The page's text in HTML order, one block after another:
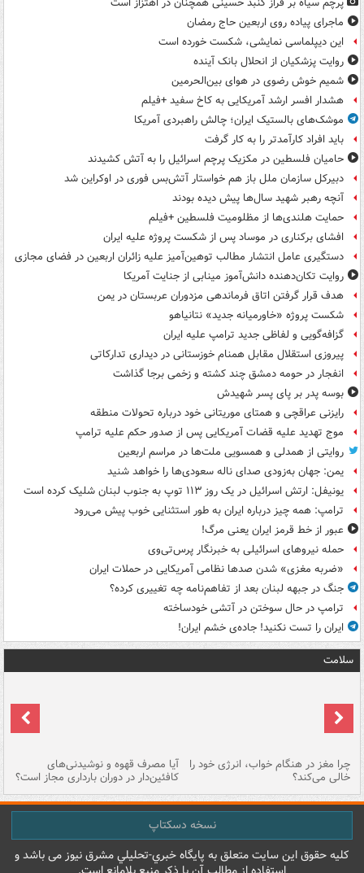
ماجرای پیاده روی اربعین حاج رمضان
این دیپلماسی نمایشی، شکست خورده است
روایت پزشکیان از انحلال بانک آینده
شمیم خوش رضوی در هوای بین‌الحرمین
هشدار افسر ارشد آمریکایی به کاخ سفید +فیلم
موشک‌های بالستیک ایران؛ چالش راهبردی آمریکا
باید افراد کارآمدتر را به کار گرفت
حامیان فلسطین در مکزیک پرچم اسرائیل را به آتش کشیدند
دبیرکل سازمان ملل باز هم خواستار آتش‌بس فوری در اوکراین شد
آنچه رهبر شهید سال‌ها پیش دیده بودند
حمایت هلندی‌ها از مظلومیت فلسطین +فیلم
افشای برکناری در موساد پس از شکست پروژه علیه ایران
دستگیری عامل انتشار مطالب توهین‌آمیز علیه زائران اربعین در فضای مجازی
روایت تکان‌دهنده دانش‌آموز مینابی از جنایت آمریکا
هدف قرار گرفتن اتاق‌ فرماندهی مزدوران عربستان در یمن
شکست پروژه «خاورمیانه جدید» نتانیاهو
گزافه‌گویی و لفاظی جدید ترامپ علیه ایران
پیروزی استقلال مقابل همنام خوزستانی در دیداری تدارکاتی
انفجار در حومه دمشق چند کشته و زخمی برجا گذاشت
بوسه‌ پدر بر پای پسر شهیدش
رایزنی عراقچی و همتای موریتانی خود درباره تحولات منطقه
موج تهدید علیه قضات آمریکایی پس از صدور حکم علیه ترامپ
روایتی از همدلی و همسویی ملت‌ها در مراسم اربعین
یمن: جهان به‌زودی صدای ناله سعودی‌ها را خواهد شنید
یونیفل: ارتش اسرائیل در یک روز ۱۱۳ توپ به جنوب لبنان شلیک کرده است
ترامپ: همه چیز درباره ایران به طور استثنایی خوب پیش می‌رود
عبور از خط قرمز ایران یعنی مرگ!
حمله نیروهای اسرائیلی به خبرنگار پرس‌تی‌وی
«ضربه مغزی» شدن صدها نظامی آمریکایی در حملات ایران
جنگ در جبهه لبنان بعد از تفاهم‌نامه چه تغییری کرده؟
ترامپ در حال سوختن در آتشی خودساخته
ایران را تست نکنید! جاده‌ی خشم ایران!
سلامت
چرا مغز در هنگام خواب، انرژی خود را
خالی می‌کند؟
آیا مصرف قهوه و نوشیدنی‌های
کافئین‌دار در دوران بارداری مجاز است؟
نسخه دسکتاپ
کليه حقوق اين سايت متعلق به پایگاه خبري-تحليلي مشرق نيوز می باشد و